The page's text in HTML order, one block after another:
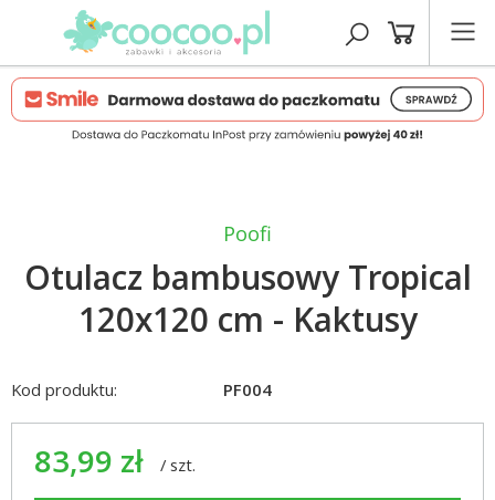
Poofi
Otulacz bambusowy Tropical
120x120 cm - Kaktusy
Kod produktu: PF004
83,99 zł / szt.